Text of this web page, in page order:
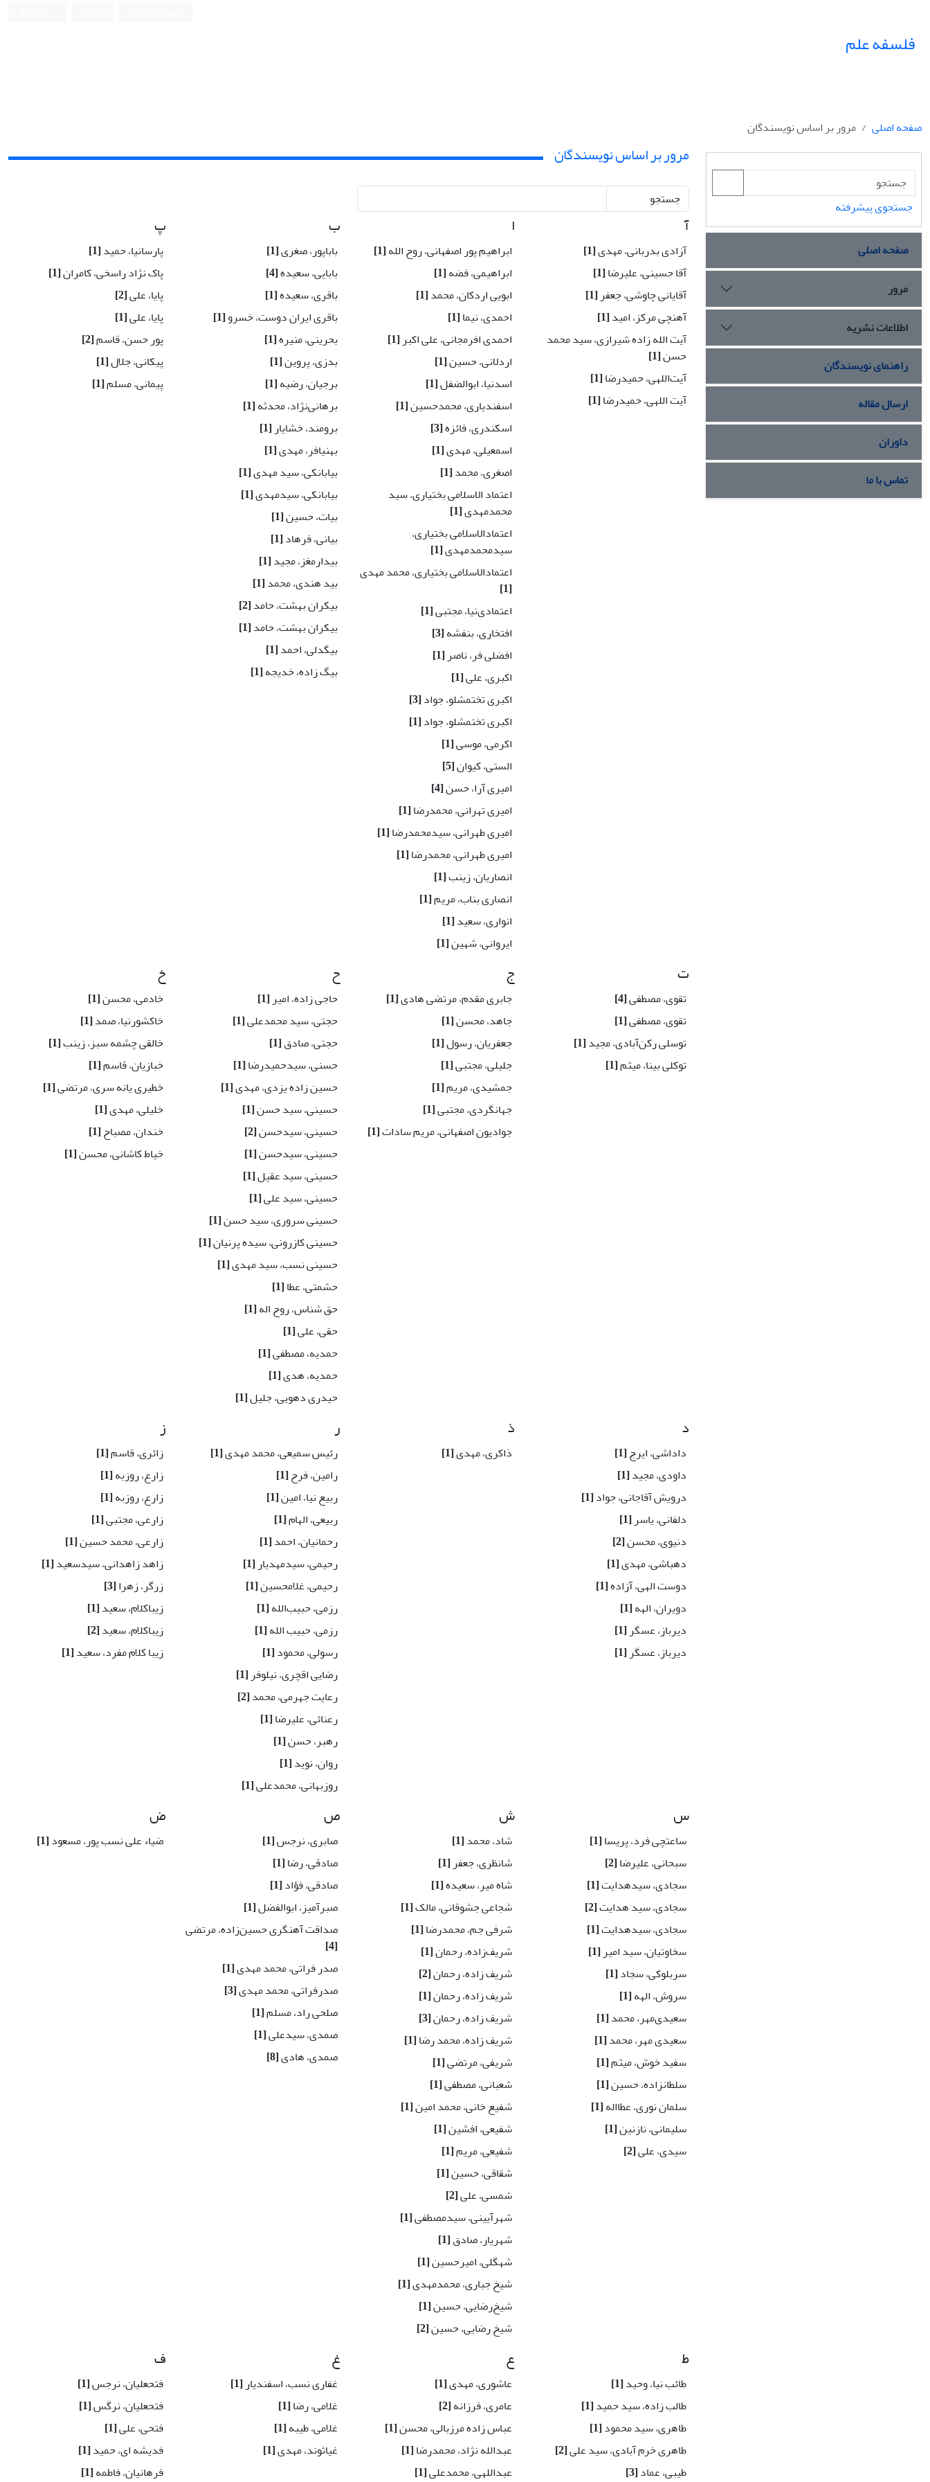
فلسفه علم
صفحه اصلی مرور بر اساس نویسندگان
جستجوی پیشرفته
صفحه اصلی
مرور
اطلاعات نشریه
راهنمای نویسندگان
ارسال مقاله
داوران
تماس با ما
مرور بر اساس نویسندگان
جستجو
آ
آزادی بدربانی، مهدی[1]
آقا حسینی، علیرضا[1]
آقایانی چاوشی، جعفر[1]
آهنچی مرکز، امید[1]
آیت الله زاده شیرازی، سید محمد
حسن[1]
آیت‌اللهی، حمیدرضا[1]
آیت اللهی، حمیدرضا[1]
ا
ابراهیم پور اصفهانی، روح الله[1]
ابراهیمی، فضه[1]
ابویی اردکان، محمد[1]
احمدی، نیما[1]
احمدی افرمجانی، علی اکبر[1]
اردلانی، حسین[1]
اسدنیا، ابوالضفل[1]
اسفندیاری، محمدحسین[1]
اسکندری، فائزه[3]
اسمعیلی، مهدی[1]
اصغری، محمد[1]
اعتماد الاسلامی بختیاری، سید
محمدمهدی[1]
اعتمادالاسلامی بختیاری،
سیدمحمدمهدی[1]
اعتمادالاسلامی بختیاری، محمد مهدی
[1]
اعتمادی‌نیا، مجتبی[1]
افتخاری، بنفشه[3]
افضلی فر، ناصر[1]
اکبری، علی[1]
اکبری تختمشلو، جواد[3]
اکبری تختمشلو، جواد[1]
اکرمی، موسی[1]
الستی، کیوان[5]
امیری آرا، حسن[4]
امیری تهرانی، محمدرضا[1]
امیری طهرانی، سید‌‌محمدرضا[1]
امیری طهرانی، محمدرضا[1]
انصاریان، زینب[1]
انصاری بناب، مریم[1]
انواری، سعید[1]
ایروانی، شهین[1]
ب
باباپور، صغری[1]
بابایی، سعیده[4]
باقری، سعیده[1]
باقری ایران دوست، خسرو[1]
بحرینی، منیره[1]
بدزی، پروین[1]
برجیان، رضیه[1]
برهانی‌نژاد، محدثه[1]
برومند، خشایار[1]
بهنیافر، مهدی[1]
بیابانکی، سید مهدی[1]
بیابانکی، سیدمهدی[1]
بیات، حسین[1]
بیانی، فرهاد[1]
بیدارمغز، مجید[1]
بید هندی، محمد[1]
بیکران بهشت، حامد[2]
بیکران بهشت، حامد[1]
بیگدلی، احمد[1]
بیگ زاده، خدیجه[1]
پ
پارسانیا، حمید[1]
پاک نژاد راسخی، کامران[1]
پایا، علی[2]
پایا، علی[1]
پور حسن، قاسم[2]
پیکانی، جلال[1]
پیمانی، مسلم[1]
ت
تقوی، مصطفی[4]
تقوی، مصطفی[1]
توسلی رکن‌آبادی، مجید[1]
توکلی بینا، میثم[1]
ج
جابری مقدم، مرتضی هادی[1]
جاهد، محسن[1]
جعفریان، رسول[1]
جلیلی، مجتبی[1]
جمشیدی، مریم[1]
جهانگردی، مجتبی[1]
جوادیون اصفهانی، مریم سادات[1]
ح
حاجی زاده، امیر[1]
حجتی، سید محمدعلی[1]
حجتی، صادق[1]
حسنی، سیدحمیدرضا[1]
حسین زاده یزدی، مهدی[1]
حسینی، سید حسن[1]
حسینی، سیدحسن[2]
حسینی، سیدحسن[1]
حسینی، سید عقیل[1]
حسینی، سید علی[1]
حسینی سروری، سید حسن[1]
حسینی کازرونی، سیده پرنیان[1]
حسینی نسب، سید مهدی[1]
حشمتی، عطا[1]
حق شناس، روح اله[1]
حقی، علی[1]
حمدیه، مصطفی[1]
حمدیه، هدی[1]
حیدری دهویی، جلیل[1]
خ
خادمی، محسن[1]
خاکشورنیا، صمد[1]
خالقی چشمه سبز، زینب[1]
خبازیان، قاسم[1]
خطیری یانه سری، مرتضی[1]
خلیلی، مهدی[1]
خندان، مصباح[1]
خیاط کاشانی، محسن[1]
د
داداشی، ایرج[1]
داودی، مجید[1]
درویش آقاجانی، جواد[1]
دلفانی، یاسر[1]
دنیوی، محسن[2]
دهباشی، مهدی[1]
دوست الهی، آزاده[1]
دویران، الهه[1]
دیرباز، عسگر[1]
دیرباز، عسگر[1]
ذ
ذاکری، مهدی[1]
ر
رئیس سمیعی، محمد مهدی[1]
رامین، فرح[1]
ربیع نیا، امین[1]
ربیعی، الهام[1]
رحمانیان، احمد[1]
رحیمی، سیدمهدیار[1]
رحیمی، غلامحسین[1]
رزمی، حبیب‌الله[1]
رزمی، حبیب الله[1]
رسولی، محمود[1]
رضایی اقچری، نیلوفر[1]
رعایت جهرمی، محمد[2]
رعنائی، علیرضا[1]
رهبر، حسن[1]
روان، نوید[1]
روزبهانی، محمدعلی[1]
ز
زائری، قاسم[1]
زارع، روزبه[1]
زارع، روزبه[1]
زارعی، مجتبی[1]
زارعی، محمد حسین[1]
زاهد زاهدانی، سیدسعید[1]
زرگر، زهرا[3]
زیباکلام، سعید[1]
زیباکلام، سعید[2]
زیبا کلام مفرد، سعید[1]
س
ساعتچی فرد، پریسا[1]
سبحانی، علیرضا[2]
سجادی، سید‌هدایت[1]
سجادی، سید هدایت[2]
سجادی، سیدهدایت[1]
سخاوتیان، سید امیر[1]
سربلوکی، سجاد[1]
سروش، الهه[1]
سعیدی‌مهر، محمد[1]
سعیدی مهر، محمد[1]
سفید خوش، میثم[1]
سلطانزاده، حسین[1]
سلمان نوری، عطااله[1]
سلیمانی، نازنین[1]
سیدی، علی[2]
ش
شاد، محمد[1]
شانظری، جعفر[1]
شاه میر، سعیده[1]
شجاعی جشوقانی، مالک[1]
شرفی جم، محمدرضا[1]
شریف‌زاده، رحمان[1]
شریف زاده، رحمان[2]
شریف زاده، رحمان[1]
شریف زاده، رحمان[3]
شریف زاده، محمد رضا[1]
شریفی، مرتضی[1]
شعبانی، مصطفی[1]
شفیع خانی، محمد امین[1]
شفیعی، افشین[1]
شفیعی، مریم[1]
شقاقی، حسین[1]
شمسی، علی[2]
شهرآیینی، سیدمصطفی[1]
شهریار، صادق[1]
شهگلی، امیرحسین[1]
شیخ جباری، محمدمهدی[1]
شیخ‌رضایی، حسین[1]
شیخ رضایی، حسین[2]
ص
صابری، نرجس[1]
صادقی، رضا[1]
صادقی، فؤاد[1]
صبرآمیز، ابوالفضل[1]
صداقت آهنگری حسین‌زاده، مرتضی
[4]
صدر فراتی، محمد مهدی[1]
صدرفراتی، محمد مهدی[3]
صلحی راد، مسلم[1]
صمدی، سیدعلی[1]
صمدی، هادی[8]
ض
ضیاء علی نسب پور، مسعود[1]
ط
طائب نیا، وحید[1]
طالب زاده، سید حمید[1]
طاهری، سید محمود[1]
طاهری خرم آبادی، سید علی[2]
طیبی، عماد[3]
ع
عاشوری، مهدی[1]
عامری، فرزانه[2]
عباس زاده مرزبالی، محسن[1]
عبدالله نژاد، محمدرضا[1]
عبداللهی، محمدعلی[1]
غ
غفاری نسب، اسفندیار[1]
غلامی، رضا[1]
غلامی، طیبه[1]
غیاثوند، مهدی[1]
ف
فتحعلیان، نرجس[1]
فتحعلیان، نرگس[1]
فتحی، علی[1]
فدیشه ای، حمید[1]
فرهانیان، فاطمه[1]